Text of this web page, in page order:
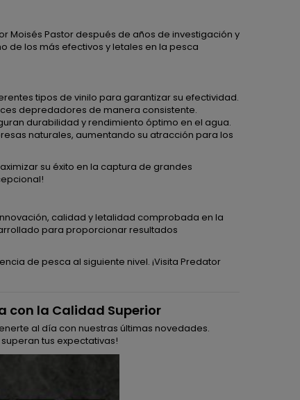
Moisés Pastor después de años de investigación y
de los más efectivos y letales en la pesca
tipos de vinilo para garantizar su efectividad.
depredadores de manera consistente.
durabilidad y rendimiento óptimo en el agua.
naturales, aumentando su atracción para los
su éxito en la captura de grandes
calidad y letalidad comprobada en la
para proporcionar resultados
de pesca al siguiente nivel. ¡Visita Predator
con la Calidad Superior
al día con nuestras últimas novedades.
tus expectativas!